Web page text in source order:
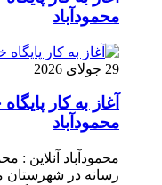
محمودآباد
29 جولای 2026
آغاز به کار
محمودآباد
محمودآباد آنلاین :
رسانه در شهرستان